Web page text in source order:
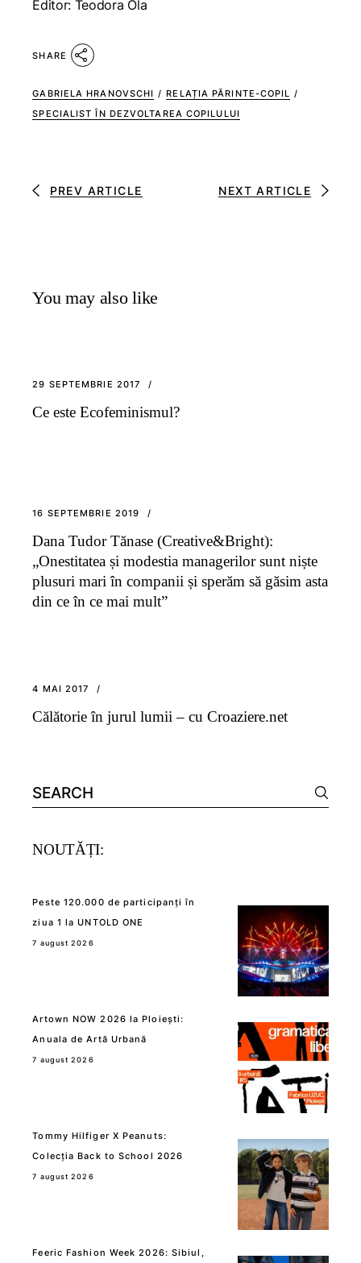
Editor: Teodora Ola
SHARE
GABRIELA HRANOVSCHI / RELAȚIA PĂRINTE-COPIL
/
SPECIALIST ÎN DEZVOLTAREA COPILULUI
PREV ARTICLE NEXT ARTICLE
You may also like
29 SEPTEMBRIE 2017
Ce este Ecofeminismul?
16 SEPTEMBRIE 2019
Dana Tudor Tănase (Creative&Bright):
„Onestitatea și modestia managerilor sunt niște
plusuri mari în companii și sperăm să găsim asta
din ce în ce mai mult”
4 MAI 2017
Călătorie în jurul lumii – cu Croaziere.net
Search
for:
NOUTĂȚI:
Peste 120.000 de participanți în
ziua 1 la UNTOLD ONE
7 august 2026
Artown NOW 2026 la Ploiești:
Anuala de Artă Urbană
7 august 2026
Tommy Hilfiger X Peanuts:
Colecția Back to School 2026
7 august 2026
Feeric Fashion Week 2026: Sibiul,